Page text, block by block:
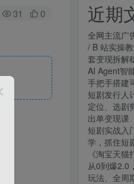
31 0 近期
全网主流广
/ B 站实操
套变现拆解
AI Agent智
手把手搭建
短剧发行人
定位、选剧
出单变现课​
短剧实战入
学，抓住短
《淘宝天
从0到爆2.0
玩法、全周